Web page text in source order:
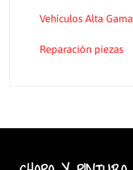
Vehículos Alta Gama
​​Reparación piezas